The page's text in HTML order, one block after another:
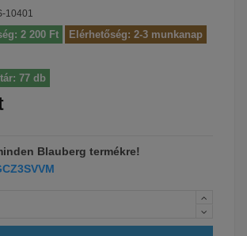
10401
2 200 Ft Elérhetőség: 2-3 munkanap
77 db
Blauberg termékre!